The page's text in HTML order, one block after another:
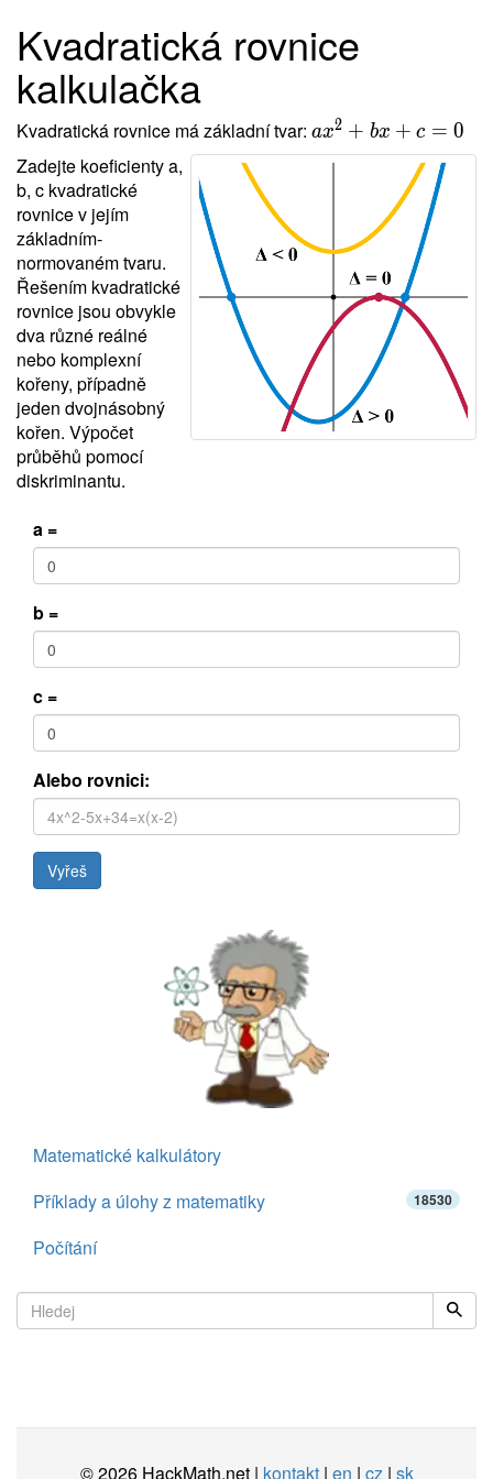
Kvadratická rovnice
kalkulačka
Kvadratická rovnice má základní tvar: ax2 + bx + c = 0
Zadejte koeficienty a,
b, c kvadratické
rovnice v jejím
základním-
normovaném tvaru.
Řešením kvadratické
rovnice jsou obvykle
dva různé reálné
nebo komplexní
kořeny, případně
jeden dvojnásobný
kořen. Výpočet
průběhů pomocí
diskriminantu.
a =
b =
c =
Alebo rovnici:
Matematické kalkulátory
Příklady a úlohy z matematiky
18530
Počítání
© 2026 HackMath.net | kontakt| en | cz | sk